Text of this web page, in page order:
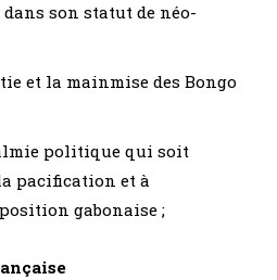
son statut de néo-
et la mainmise des Bongo
politique qui soit
pacification et à
gabonaise ;